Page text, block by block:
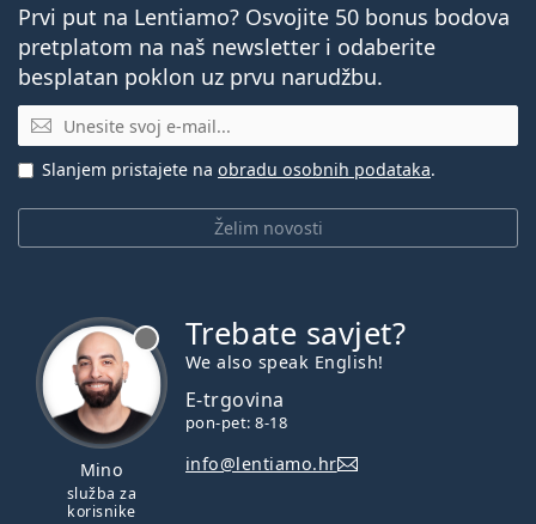
Prvi put na Lentiamo? Osvojite 50 bonus bodova
pretplatom na naš newsletter i odaberite
besplatan poklon uz prvu narudžbu.
E-mail
Želim novosti
Slanjem pristajete na obradu osobnih podataka.
Mino
služba za
korisnike
Trebate savjet?
We also speak English!
E-trgovina
pon-pet: 8-18
info@lentiamo.hr